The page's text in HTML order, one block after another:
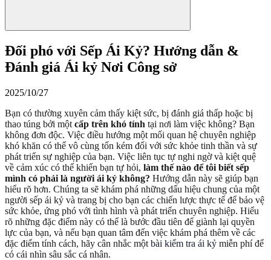
Đối phó với Sếp Ái Kỷ? Hướng dẫn &
Đánh giá Ái kỷ Nơi Công sở
2025/10/27
Bạn có thường xuyên cảm thấy kiệt sức, bị đánh giá thấp hoặc bị
thao túng bởi một cấp trên khó tính tại nơi làm việc không? Bạn
không đơn độc. Việc điều hướng một mối quan hệ chuyên nghiệp
khó khăn có thể vô cùng tốn kém đối với sức khỏe tinh thần và sự
phát triển sự nghiệp của bạn. Việc liên tục tự nghi ngờ và kiệt quệ
về cảm xúc có thể khiến bạn tự hỏi, làm thế nào để tôi biết sếp
mình có phải là người ái kỷ không? Hướng dẫn này sẽ giúp bạn
hiểu rõ hơn. Chúng ta sẽ khám phá những dấu hiệu chung của một
người sếp ái kỷ và trang bị cho bạn các chiến lược thực tế để bảo vệ
sức khỏe, ứng phó với tình hình và phát triển chuyên nghiệp. Hiểu
rõ những đặc điểm này có thể là bước đầu tiên để giành lại quyền
lực của bạn, và nếu bạn quan tâm đến việc khám phá thêm về các
đặc điểm tính cách, hãy cân nhắc một bài kiểm tra ái kỷ miễn phí để
có cái nhìn sâu sắc cá nhân.